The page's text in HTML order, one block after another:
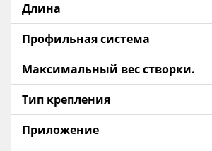
Длина
Профильная система
Максимальный вес створки.
Тип крепления
Приложение